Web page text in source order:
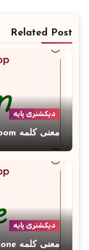
Related Post
دیکشنری پایه
معنی کلمه Zoom به فارسی با چند مثال
دیکشنری پایه
معنی کلمه Zone به فارسی با چند مثال